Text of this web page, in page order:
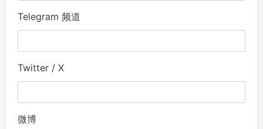
Telegram 频道
Twitter / X
微博